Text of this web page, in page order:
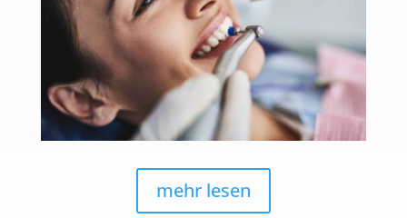
mehr lesen